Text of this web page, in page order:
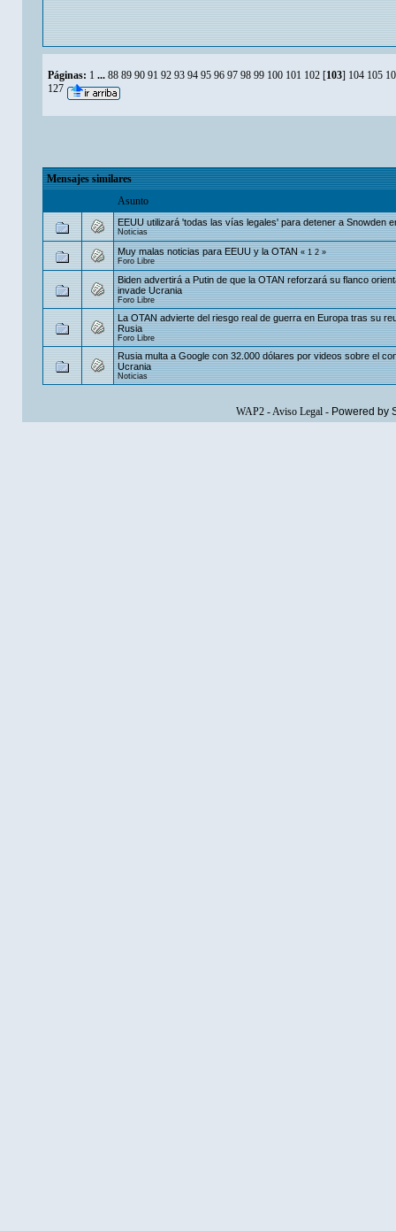
Páginas: 1 ... 88 89 90 91 92 93 94 95 96 97 98 99 100 101 102 [103] 104 105
127
Mensajes similares
Asunto
EEUU utilizará 'todas las vías legales' para detener a Snowden
Noticias
Muy malas noticias para EEUU y la OTAN «1 2»
Foro Libre
Biden advertirá a Putin de que la OTAN reforzará su flanco
invade Ucrania
Foro Libre
La OTAN advierte del riesgo real de guerra en Europa tras su
Rusia
Foro Libre
Rusia multa a Google con 32.000 dólares por videos sobre el
Ucrania
Noticias
WAP2-Aviso Legal- Powered by